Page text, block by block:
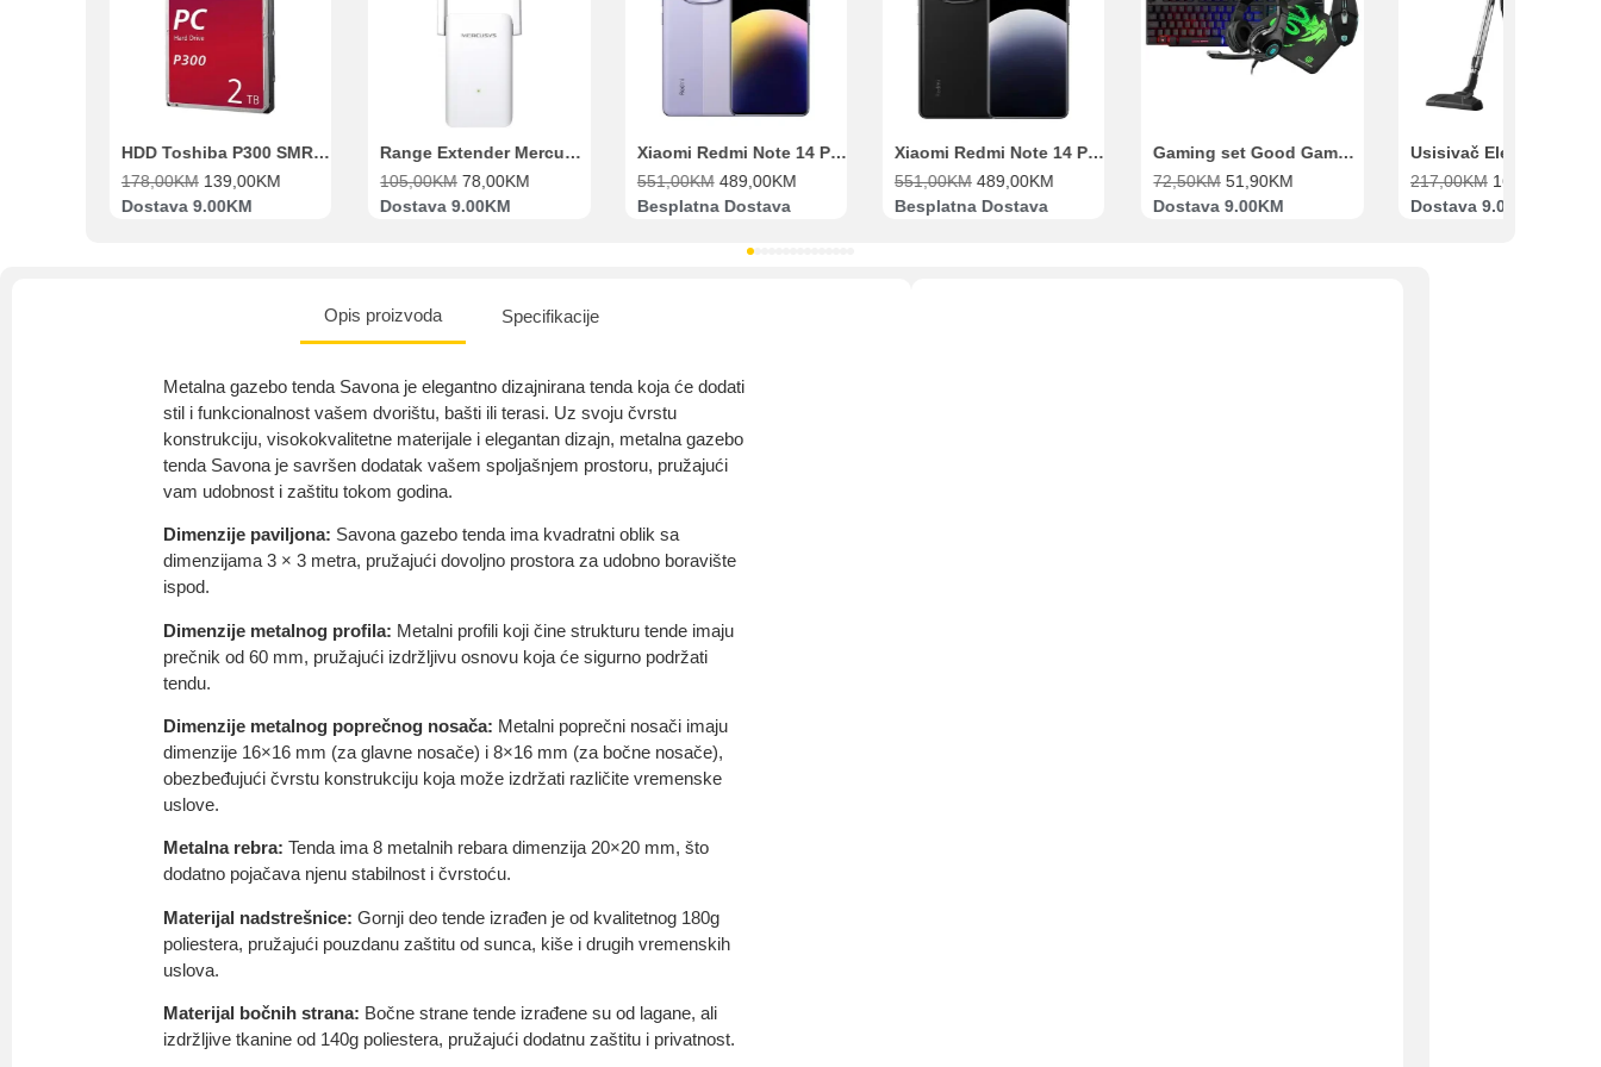
HDD Toshiba P300 SMR 3.5″ 2TB SATA III
178,00KM 139,00KM
Dostava 9.00KM
Range Extender Mercusys AX3000 ME80X Wi-Fi 6
105,00KM 78,00KM
Dostava 9.00KM
Xiaomi Redmi Note 14 Pro 8GB 256GB Ljubičasti
551,00KM 489,00KM
Besplatna Dostava
Xiaomi Redmi Note 14 Pro 8GB 256GB Crni
551,00KM 489,00KM
Besplatna Dostava
Gaming set Good Game Tastatura, Miš, Slušalice i podloga za miš
72,50KM 51,90KM
Dostava 9.00KM
217,00KM 169,00
Dostava 9.00KM
Opis proizvoda Specifikacije
Metalna gazebo tenda Savona je elegantno dizajnirana tenda koja će dodati
stil i funkcionalnost vašem dvorištu, bašti ili terasi. Uz svoju čvrstu
konstrukciju, visokokvalitetne materijale i elegantan dizajn, metalna gazebo
tenda Savona je savršen dodatak vašem spoljašnjem prostoru, pružajući
vam udobnost i zaštitu tokom godina.
Dimenzije paviljona: Savona gazebo tenda ima kvadratni oblik sa
dimenzijama 3 × 3 metra, pružajući dovoljno prostora za udobno boravište
ispod.
Dimenzije metalnog profila: Metalni profili koji čine strukturu tende imaju
prečnik od 60 mm, pružajući izdržljivu osnovu koja će sigurno podržati
tendu.
Dimenzije metalnog poprečnog nosača: Metalni poprečni nosači imaju
dimenzije 16×16 mm (za glavne nosače) i 8×16 mm (za bočne nosače),
obezbeđujući čvrstu konstrukciju koja može izdržati različite vremenske
uslove.
Metalna rebra: Tenda ima 8 metalnih rebara dimenzija 20×20 mm, što
dodatno pojačava njenu stabilnost i čvrstoću.
Materijal nadstrešnice: Gornji deo tende izrađen je od kvalitetnog 180g
poliestera, pružajući pouzdanu zaštitu od sunca, kiše i drugih vremenskih
uslova.
Materijal bočnih strana: Bočne strane tende izrađene su od lagane, ali
izdržljive tkanine od 140g poliestera, pružajući dodatnu zaštitu i privatnost.